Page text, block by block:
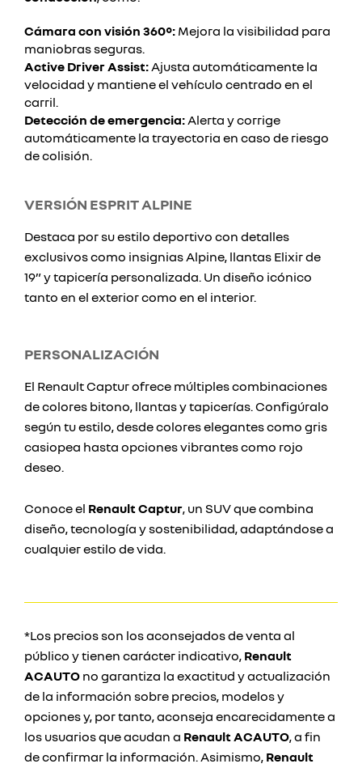
Cámara con visión 360°: Mejora la visibilidad para
maniobras seguras.
Active Driver Assist:Ajusta automáticamente la
velocidad y mantiene el vehículo centrado en el
carril.
Detección de emergencia:Alerta y corrige
automáticamente la trayectoria en caso de riesgo
de colisión.
VERSIÓN ESPRIT ALPINE
Destaca por su estilo deportivo con detalles
exclusivos como insignias Alpine, llantas Elixir de
19” y tapicería personalizada. Un diseño icónico
tanto en el exterior como en el interior.
PERSONALIZACIÓN
El Renault Captur ofrece múltiples combinaciones
de colores bitono, llantas y tapicerías. Configúralo
según tu estilo, desde colores elegantes como gris
casiopea hasta opciones vibrantes como rojo
deseo.
Conoce el Renault Captur, un SUV que combina
diseño, tecnología y sostenibilidad, adaptándose a
cualquier estilo de vida.
*Los precios son los aconsejados de venta al
público y tienen carácter indicativo, Renault
ACAUTO no garantiza la exactitud y actualización
de la información sobre precios, modelos y
opciones y, por tanto, aconseja encarecidamente a
los usuarios que acudan a Renault ACAUTO, a fin
de confirmar la información. Asimismo, Renault